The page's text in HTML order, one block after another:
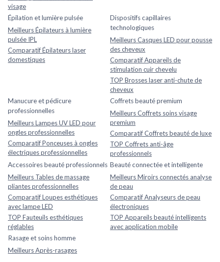
visage
Épilation et lumière pulsée
Meilleurs Épilateurs à lumière
pulsée IPL
Comparatif Épilateurs laser
domestiques
Dispositifs capillaires
technologiques
Meilleurs Casques LED pour pousse
des cheveux
Comparatif Appareils de
stimulation cuir chevelu
TOP Brosses laser anti-chute de
cheveux
Manucure et pédicure
professionnelles
Meilleurs Lampes UV LED pour
ongles professionnelles
Comparatif Ponceuses à ongles
électriques professionnelles
Coffrets beauté premium
Meilleurs Coffrets soins visage
premium
Comparatif Coffrets beauté de luxe
TOP Coffrets anti-âge
professionnels
Accessoires beauté professionnels
Meilleurs Tables de massage
pliantes professionnelles
Comparatif Loupes esthétiques
avec lampe LED
TOP Fauteuils esthétiques
réglables
Beauté connectée et intelligente
Meilleurs Miroirs connectés analyse
de peau
Comparatif Analyseurs de peau
électroniques
TOP Appareils beauté intelligents
avec application mobile
Rasage et soins homme
Meilleurs Après-rasages